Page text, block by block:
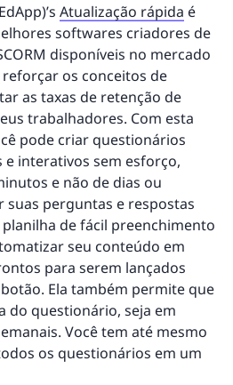
Atualização rápida é
softwares criadores de
disponíveis no mercado
os conceitos de
as taxas de retenção de
trabalhadores. Com esta
pode criar questionários
interativos sem esforço,
e não de dias ou
suas perguntas e respostas
de fácil preenchimento
seu conteúdo em
para serem lançados
Ela também permite que
do questionário, seja em
Você tem até mesmo
os questionários em um